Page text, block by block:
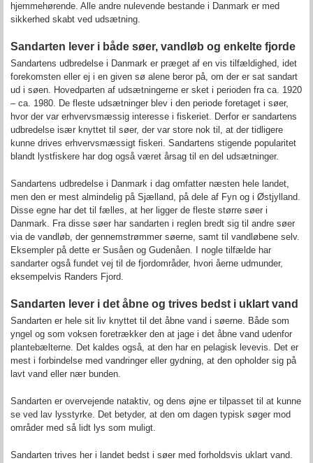
hjemmehørende. Alle andre nulevende bestande i Danmark er med
sikkerhed skabt ved udsætning.
Sandarten lever i både søer, vandløb og enkelte fjorde
Sandartens udbredelse i Danmark er præget af en vis tilfældighed, idet
forekomsten eller ej i en given sø alene beror på, om der er sat sandart
ud i søen. Hovedparten af udsætningerne er sket i perioden fra ca. 1920
– ca. 1980. De fleste udsætninger blev i den periode foretaget i søer,
hvor der var erhvervsmæssig interesse i fiskeriet. Derfor er sandartens
udbredelse især knyttet til søer, der var store nok til, at der tidligere
kunne drives erhvervsmæssigt fiskeri. Sandartens stigende popularitet
blandt lystfiskere har dog også været årsag til en del udsætninger.
Sandartens udbredelse i Danmark i dag omfatter næsten hele landet,
men den er mest almindelig på Sjælland, på dele af Fyn og i Østjylland.
Disse egne har det til fælles, at her ligger de fleste større søer i
Danmark. Fra disse søer har sandarten i reglen bredt sig til andre søer
via de vandløb, der gennemstrømmer søerne, samt til vandløbene selv.
Eksempler på dette er Susåen og Gudenåen. I nogle tilfælde har
sandarter også fundet vej til de fjordområder, hvori åerne udmunder,
eksempelvis Randers Fjord.
Sandarten lever i det åbne og trives bedst i uklart vand
Sandarten er hele sit liv knyttet til det åbne vand i søerne. Både som
yngel og som voksen foretrækker den at jage i det åbne vand udenfor
plantebælterne. Det kaldes også, at den har en pelagisk levevis. Det er
mest i forbindelse med vandringer eller gydning, at den opholder sig på
lavt vand eller nær bunden.
Sandarten er overvejende nataktiv, og dens øjne er tilpasset til at kunne
se ved lav lysstyrke. Det betyder, at den om dagen typisk søger mod
områder med så lidt lys som muligt.
Sandarten trives her i landet bedst i søer med forholdsvis uklart vand.